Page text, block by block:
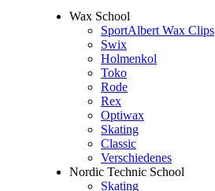
Wax School
SportAlbert Wax Clips
Swix
Holmenkol
Toko
Rode
Rex
Optiwax
Skating
Classic
Verschiedenes
Nordic Technic School
Skating